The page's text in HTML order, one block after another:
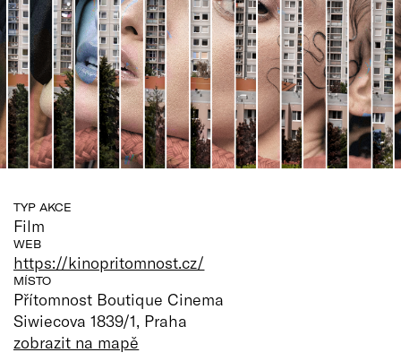
TYP AKCE
Film
WEB
https://kinopritomnost.cz/
MÍSTO
Přítomnost Boutique Cinema
Siwiecova 1839/1, Praha
zobrazit na mapě